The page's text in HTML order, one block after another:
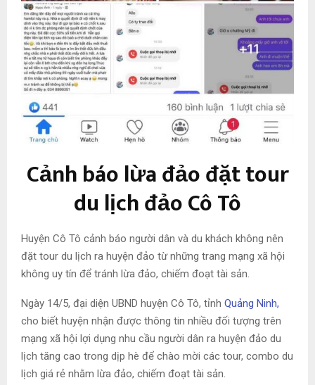
Cảnh báo lừa đảo đặt tour
du lịch đảo Cô Tô
Huyện Cô Tô cảnh báo người dân và du khách không nên
đặt tour du lịch ra huyện đảo từ những trang mạng xã hội
không uy tín để tránh lừa đảo, chiếm đoạt tài sản.
Ngày 14/5, đại diện UBND huyện Cô Tô, tỉnh Quảng Ninh,
cho biết huyện nhận được thông tin nhiều đối tượng trên
mạng xã hội lợi dụng nhu cầu người dân ra huyện đảo du
lịch tăng cao trong dịp hè để chào mời các tour, combo du
lịch giá rẻ nhằm lừa đảo, chiếm đoạt tài sản.